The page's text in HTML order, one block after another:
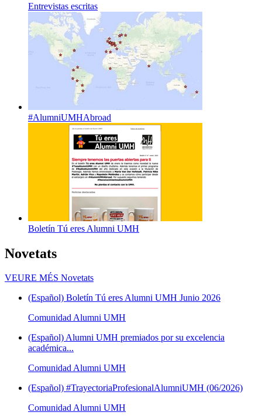
Entrevistas escritas
#AlumniUMHAbroad
Boletín Tú eres Alumni UMH
Novetats
VEURE MÉS Novetats
(Español) Boletín Tú eres Alumni UMH Junio 2026
Comunidad Alumni UMH
(Español) Alumni UMH premiados por su excelencia
académica...
Comunidad Alumni UMH
(Español) #TrayectoriaProfesionalAlumniUMH (06/2026)
Comunidad Alumni UMH